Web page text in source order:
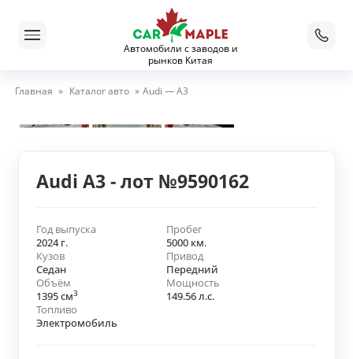
Автомобили с заводов и
рынков Китая
Главная » Каталог авто » Audi — A3
Audi A3 - лот №9590162
Год выпуска
2024 г.
Пробег
5000 км.
Кузов
Седан
Привод
Передний
Объём
1395 см3
Мощность
149.56 л.с.
Топливо
Электромобиль